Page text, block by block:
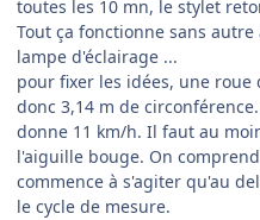
toutes les 10 mn, le stylet
Tout ça fonctionne sans
lampe d'éclairage ...
pour fixer les idées, une
donc 3,14 m de
donne 11 km/h. Il faut au
l'aiguille bouge. On
commence à s'agiter qu'au
le cycle de mesure.